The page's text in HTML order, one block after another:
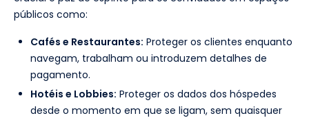
públicos como:
Cafés e Restaurantes: Proteger os clientes enquanto
navegam, trabalham ou introduzem detalhes de
pagamento.
Hotéis e Lobbies: Proteger os dados dos hóspedes
desde o momento em que se ligam, sem quaisquer